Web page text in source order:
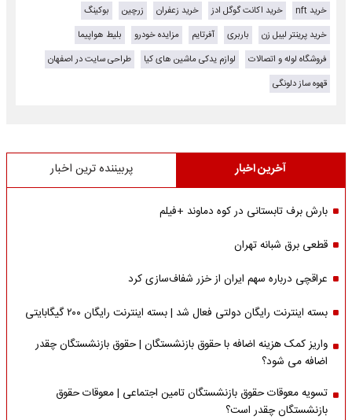
خرید nft خرید اکانت گوگل ادز خرید زعفران زرچین
بوکینگ
خرید پرینتر لیبل زن
باربری آفرتایم مزایده خودرو
بلیط هواپیما
فروشگاه لوله و اتصالات
لوازم یدکی ماشین های کیا
طراحی سایت در اصفهان
قهوه ساز دلونگی
آخرین اخبار پربیننده ترین اخبار
بارش برف تابستانی در کوه دماوند +فیلم
قطعی برق شبانه تهران
عراقچی درباره سهم ایران از خزر شفاف‌سازی کرد
بسته اینترنت رایگان دولتی فعال شد | بسته اینترنت رایگان ۲۰۰ گیگابایتی
واریز کمک هزینه اضافه با حقوق بازنشستگان | حقوق بازنشستگان چقدر
اضافه می شود؟
تسویه معوقات حقوق بازنشستگان تامین اجتماعی | معوقات حقوق
بازنشستگان چقدر است؟